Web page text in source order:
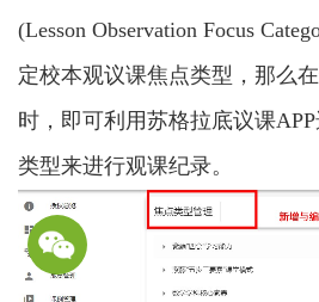
(Lesson Observation Focus
定校本观议课焦点类型，那么
时，即可利用苏格拉底议课
类型来进行观课纪录。